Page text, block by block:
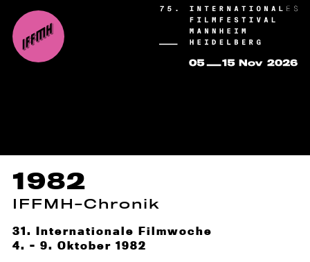
1982
IFFMH-Chronik
31. Internationale Filmwoche
4. – 9. Oktober 1982